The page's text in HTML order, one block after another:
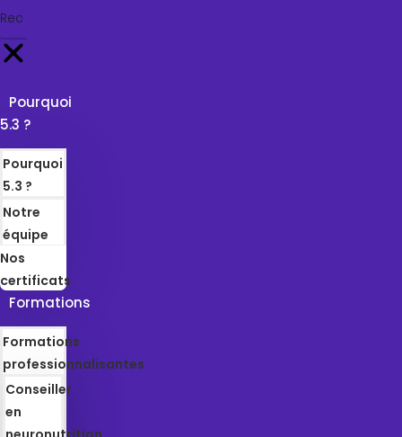
Pourquoi
5.3 ?
Pourquoi
5.3 ?
Notre
équipe
Nos
certificats
Formations
Formations
professionnalisantes
Conseiller
en